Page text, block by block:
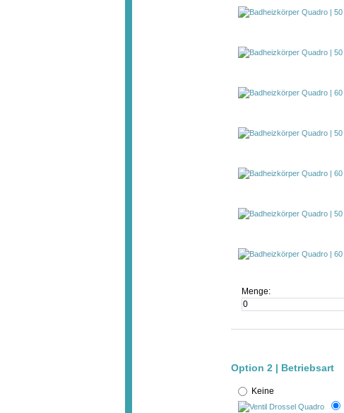
Menge:
Option 2 | Betriebsart
Keine